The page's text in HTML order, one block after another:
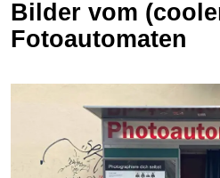
Bilder vom (coolen)
Fotoautomaten